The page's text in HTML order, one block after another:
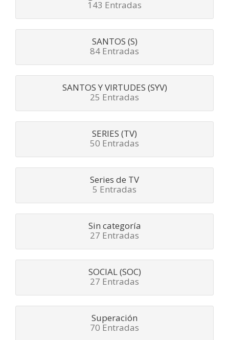
143 Entradas
SANTOS (S)
84 Entradas
SANTOS Y VIRTUDES (SYV)
25 Entradas
SERIES (TV)
50 Entradas
Series de TV
5 Entradas
Sin categoría
27 Entradas
SOCIAL (SOC)
27 Entradas
Superación
70 Entradas